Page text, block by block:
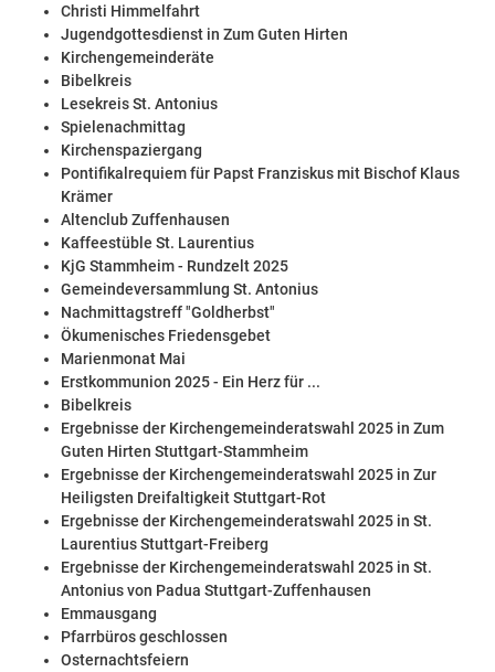
Christi Himmelfahrt
Jugendgottesdienst in Zum Guten Hirten
Kirchengemeinderäte
Bibelkreis
Lesekreis St. Antonius
Spielenachmittag
Kirchenspaziergang
Pontifikalrequiem für Papst Franziskus mit Bischof Klaus
Krämer
Altenclub Zuffenhausen
Kaffeestüble St. Laurentius
KjG Stammheim - Rundzelt 2025
Gemeindeversammlung St. Antonius
Nachmittagstreff "Goldherbst"
Ökumenisches Friedensgebet
Marienmonat Mai
Erstkommunion 2025 - Ein Herz für ...
Bibelkreis
Ergebnisse der Kirchengemeinderatswahl 2025 in Zum
Guten Hirten Stuttgart-Stammheim
Ergebnisse der Kirchengemeinderatswahl 2025 in Zur
Heiligsten Dreifaltigkeit Stuttgart-Rot
Ergebnisse der Kirchengemeinderatswahl 2025 in St.
Laurentius Stuttgart-Freiberg
Ergebnisse der Kirchengemeinderatswahl 2025 in St.
Antonius von Padua Stuttgart-Zuffenhausen
Emmausgang
Pfarrbüros geschlossen
Osternachtsfeiern